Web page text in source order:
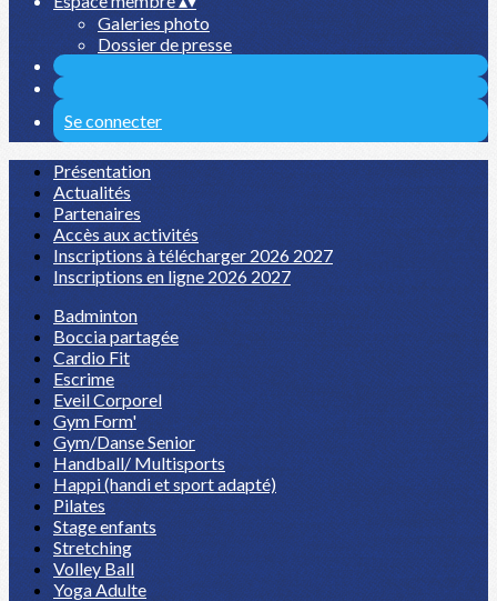
Galeries photo
Dossier de presse
Se connecter
Présentation
Actualités
Partenaires
Accès aux activités
Inscriptions à télécharger 2026 2027
Inscriptions en ligne 2026 2027
Badminton
Boccia partagée
Cardio Fit
Escrime
Eveil Corporel
Gym Form'
Gym/Danse Senior
Handball/ Multisports
Happi (handi et sport adapté)
Pilates
Stage enfants
Stretching
Volley Ball
Yoga Adulte